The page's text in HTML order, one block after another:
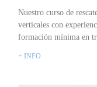
Nuestro curso de
verticales con
formación mínima en
+ INFO